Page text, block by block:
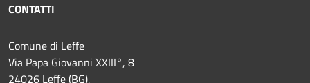
CONTATTI
Comune di Leffe
Via Papa Giovanni XXIII°, 8
24026 Leffe (BG),